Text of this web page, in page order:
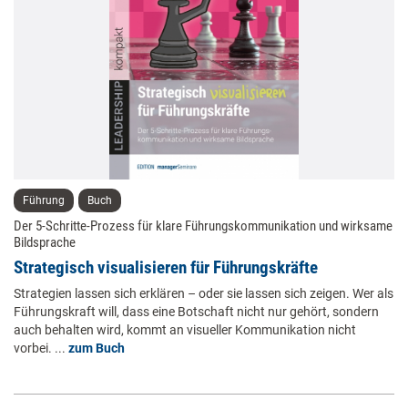
Führung Buch
Der 5-Schritte-Prozess für klare Führungskommunikation und wirksame
Bildsprache
Strategisch visualisieren für Führungskräfte
Strategien lassen sich erklären – oder sie lassen sich zeigen. Wer als
Führungskraft will, dass eine Botschaft nicht nur gehört, sondern
auch behalten wird, kommt an visueller Kommunikation nicht
vorbei. ... zum Buch